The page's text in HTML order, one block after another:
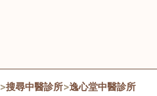
>搜尋中醫診所>逸心堂中醫診所